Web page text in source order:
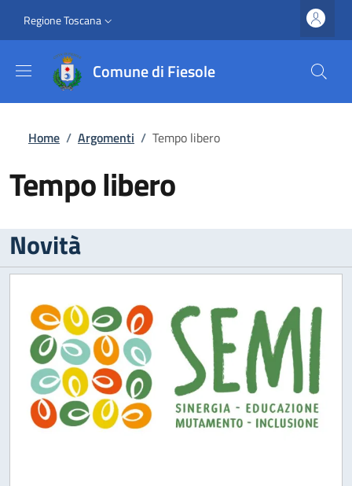
Slim top
Regione Toscana
Comune di Fiesole
Briciole di pane
Home / Argomenti / Tempo libero
Tempo libero
Novità